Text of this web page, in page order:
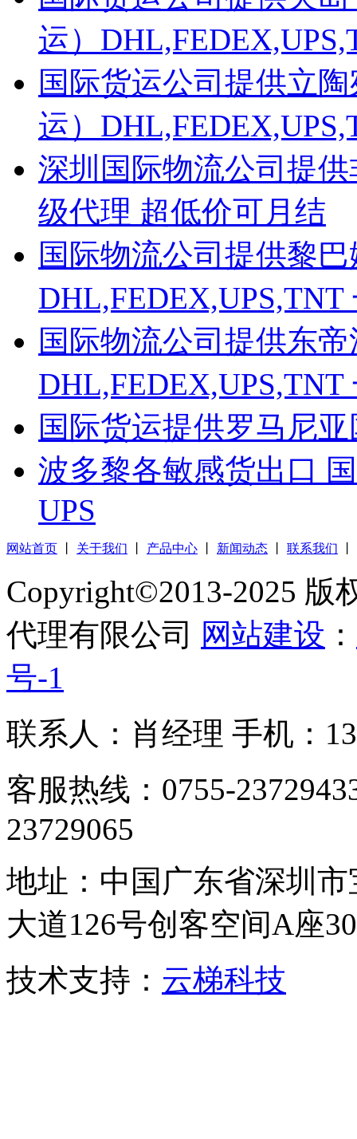
运）
国际货运公司提供立
运）
深圳国际物流公司提
级代理 超低价可月结
国际物流公司提供黎
国际物流公司提供东
国际货运提供罗马尼
波多黎各敏感货出口
UPS
网站首页 关于我们 产品中心 新闻动态 联系我们
Copyright©2013-2025 版
代理有限公司 网站建设 ：
号-1
联系人：肖经理 手机：
客服热线：0755-
23729065
地址：中国广东省深圳
大道126号创客空间A座
技术支持： 云梯科技